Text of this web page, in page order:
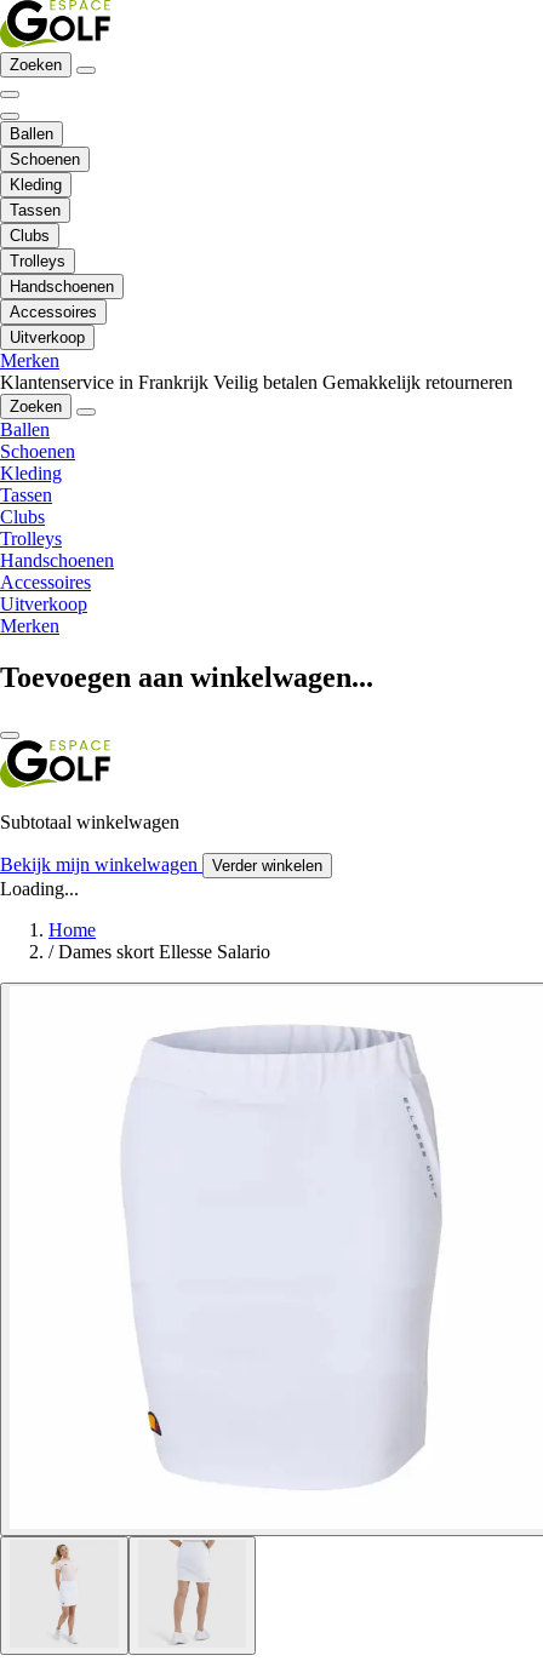
Zoeken
Ballen
Schoenen
Kleding
Tassen
Clubs
Trolleys
Handschoenen
Accessoires
Uitverkoop
Merken
Klantenservice in Frankrijk Veilig betalen Gemakkelijk retourneren
Zoeken
Ballen
Schoenen
Kleding
Tassen
Clubs
Trolleys
Handschoenen
Accessoires
Uitverkoop
Merken
Toevoegen aan winkelwagen...
Subtotaal winkelwagen
Bekijk mijn winkelwagen Verder winkelen
Loading...
Home
/ Dames skort Ellesse Salario